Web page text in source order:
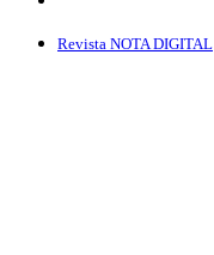
Revista NOTA DIGITAL